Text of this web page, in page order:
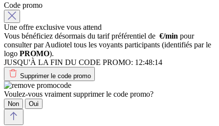
Code promo
Une offre exclusive vous attend
Vous bénéficiez désormais du tarif préférentiel de €/min pour
consulter par Audiotel tous les voyants participants (identifiés par le
logo PROMO).
JUSQU'À LA FIN DU CODE PROMO: 12:48:14
Supprimer le code promo
Voulez-vous vraiment supprimer le code promo?
Non Oui